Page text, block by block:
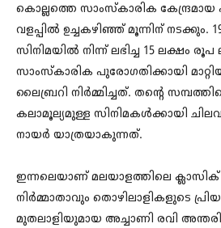
കൊല്ലത്തെ സാംസ്കാരിക കേന്ദ്രമായ
വളപ്പിൽ ഉച്ചകഴിഞ്ഞ് മൂന്നിന് നടക്കും.
സിനിമയിൽ നിന്ന് ലഭിച്ച 15 ലക്ഷം രൂപ
സാംസ്‌കാരിക പുരോഗതിക്കായി
ലൈബ്രറി നിർമ്മിച്ചത്. തന്റെ
കലാമൂല്യമുള്ള സിനിമകൾക്കായി
നായർ യാത്രയാകുന്നത്.
ഇന്നലെയാണ് മലയാളത്തിലെ
നിർമ്മാതാവും തൊഴിലാളികളുടെ
മുതലാളിയുമായ അച്ചാണി രവി